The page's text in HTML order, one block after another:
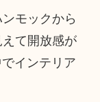
モックから
て開放感が
インテリア